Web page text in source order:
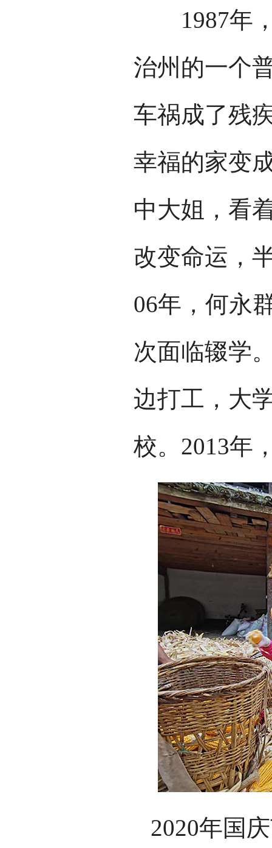
1987年，
治州的一个
车祸成了残
幸福的家变
中大姐，看
改变命运，
06年，何永
次面临辍学
边打工，大
校。2013年
2020年国